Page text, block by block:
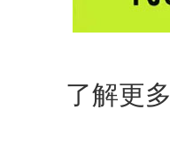
了解更多